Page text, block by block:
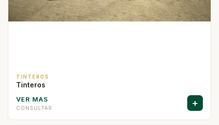
TINTEROS
Tinteros
VER MAS
CONSULTAR +